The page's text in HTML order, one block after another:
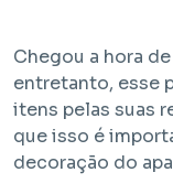
Chegou a hora
entretanto, esse
itens pelas suas
que isso é
decoração do